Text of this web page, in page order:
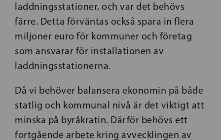
laddningsstationer, och var det behövs
färre. Detta förväntas också spara in flera
miljoner euro för kommuner och företag
som ansvarar för installationen av
laddningsstationerna.
Då vi behöver balansera ekonomin på både
statlig och kommunal nivå är det viktigt att
minska på byråkratin. Därför behövs ett
fortgående arbete kring avvecklingen av